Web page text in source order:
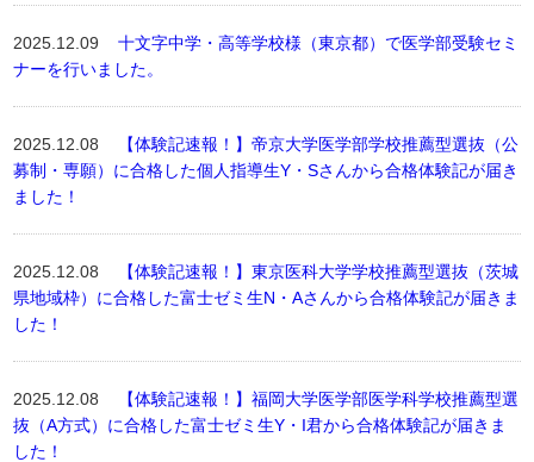
2025.12.09十文字中学・高等学校様（東京都）で医学部受験セミ
ナーを行いました。
2025.12.08
【体験記速報！】帝京大学医学部学校推薦型選抜（公
募制・専願）に合格した個人指導生Y・Sさんから合格体験記が届き
ました！
2025.12.08
【体験記速報！】東京医科大学学校推薦型選抜（茨城
県地域枠）に合格した富士ゼミ生N・Aさんから合格体験記が届きま
した！
2025.12.08
【体験記速報！】福岡大学医学部医学科学校推薦型選
抜（A方式）に合格した富士ゼミ生Y・I君から合格体験記が届きま
した！